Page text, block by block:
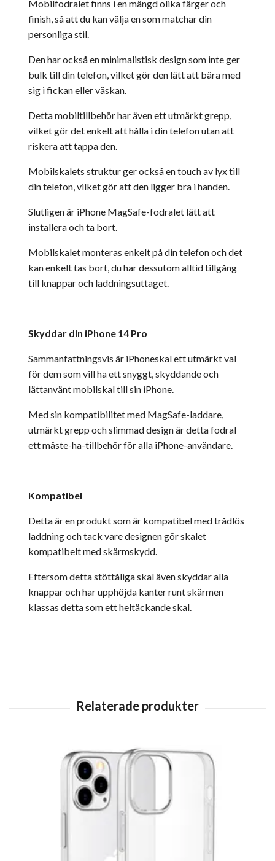
Mobilfodralet finns i en mängd olika färger och
finish, så att du kan välja en som matchar din
personliga stil.
Den har också en minimalistisk design som inte ger
bulk till din telefon, vilket gör den lätt att bära med
sig i fickan eller väskan.
Detta mobiltillbehör har även ett utmärkt grepp,
vilket gör det enkelt att hålla i din telefon utan att
riskera att tappa den.
Mobilskalets struktur ger också en touch av lyx till
din telefon, vilket gör att den ligger bra i handen.
Slutligen är iPhone MagSafe-fodralet lätt att
installera och ta bort.
Mobilskalet monteras enkelt på din telefon och det
kan enkelt tas bort, du har dessutom alltid tillgång
till knappar och laddningsuttaget.
Skyddar din iPhone 14 Pro
Sammanfattningsvis är iPhoneskal ett utmärkt val
för dem som vill ha ett snyggt, skyddande och
lättanvänt mobilskal till sin iPhone.
Med sin kompatibilitet med MagSafe-laddare,
utmärkt grepp och slimmad design är detta fodral
ett måste-ha-tillbehör för alla iPhone-användare.
Kompatibel
Detta är en produkt som är kompatibel med trådlös
laddning och tack vare designen gör skalet
kompatibelt med skärmskydd.
Eftersom detta stöttåliga skal även skyddar alla
knappar och har upphöjda kanter runt skärmen
klassas detta som ett heltäckande skal.